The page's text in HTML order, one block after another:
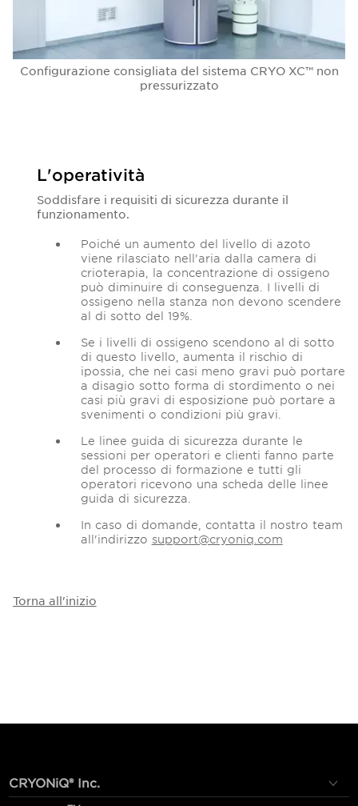
Configurazione consigliata del sistema CRYO XC™ non
pressurizzato
L'operatività
Soddisfare i requisiti di sicurezza durante il
funzionamento.
Poiché un aumento del livello di azoto
viene rilasciato nell'aria dalla camera di
crioterapia, la concentrazione di ossigeno
può diminuire di conseguenza. I livelli di
ossigeno nella stanza non devono scendere
al di sotto del 19%.
Se i livelli di ossigeno scendono al di sotto
di questo livello, aumenta il rischio di
ipossia, che nei casi meno gravi può portare
a disagio sotto forma di stordimento o nei
casi più gravi di esposizione può portare a
svenimenti o condizioni più gravi.
Le linee guida di sicurezza durante le
sessioni per operatori e clienti fanno parte
del processo di formazione e tutti gli
operatori ricevono una scheda delle linee
guida di sicurezza.
In caso di domande, contatta il nostro team
all'indirizzo support@cryoniq.com
Torna all'inizio
CRYONiQ® Inc.